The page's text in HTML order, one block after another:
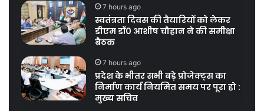
7 hours ago
स्वतंत्रता दिवस की तैयारियों को लेकर
डीएम डॉ0 आशीष चौहान ने की समीक्षा
बैठक
7 hours ago
प्रदेश के भीतर सभी बड़े प्रोजेक्ट्स का
निर्माण कार्य नियमित समय पर पूरा हो :
मुख्य सचिव